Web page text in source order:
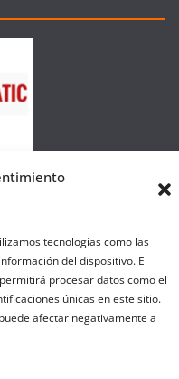
. Todos los derechos
conWordPress.
tecnologías como las
del dispositivo. El
procesar datos como el
únicas en este sitio.
afectar negativamente a